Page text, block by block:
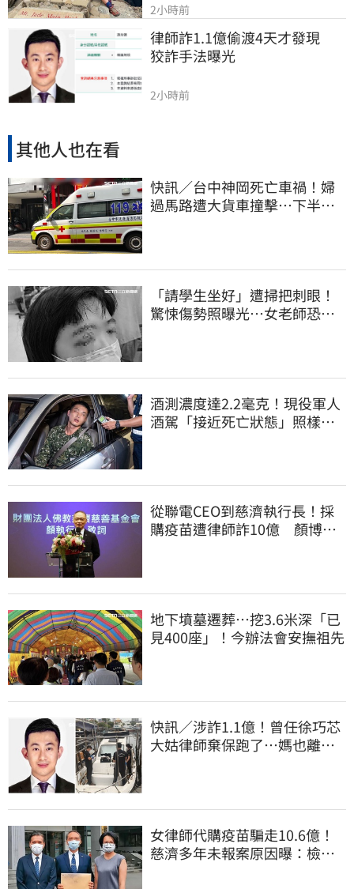
2小時前
律師詐1.1億偷渡4天才發現
狡詐手法曝光
2小時前
其他人也在看
快訊／台中神岡死亡車禍！婦
過馬路遭大貨車撞擊…下半身
「請學生坐好」遭掃把刺眼！
驚悚傷勢照曝光…女老師恐失
酒測濃度達2.2毫克！現役軍人
酒駕「接近死亡狀態」照樣開
從聯電CEO到慈濟執行長！採
購疫苗遭律師詐10億 顏博
地下墳墓遷葬…挖3.6米深「已
見400座」！今辦法會安撫祖先
快訊／涉詐1.1億！曾任徐巧芯
大姑律師棄保跑了…媽也離
女律師代購疫苗騙走10.6億！
慈濟多年未報案原因曝：檢警